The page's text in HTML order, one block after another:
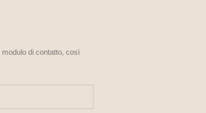
di contatto, così